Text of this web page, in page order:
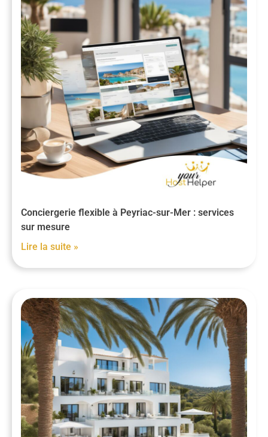
Conciergerie flexible à Peyriac-sur-Mer : services
sur mesure
Lire la suite »